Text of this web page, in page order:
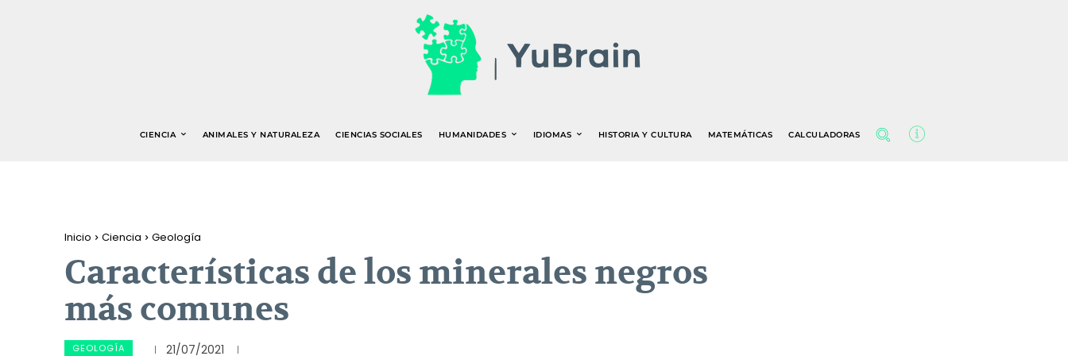
CIENCIA ANIMALES Y NATURALEZA CIENCIAS SOCIALES HUMANIDADES IDIOMAS HISTORIA Y CULTURA MATEMÁTICAS CALCULADORAS
Inicio Ciencia Geología
Características de los minerales negros
más comunes
GEOLOGÍA 21/07/2021